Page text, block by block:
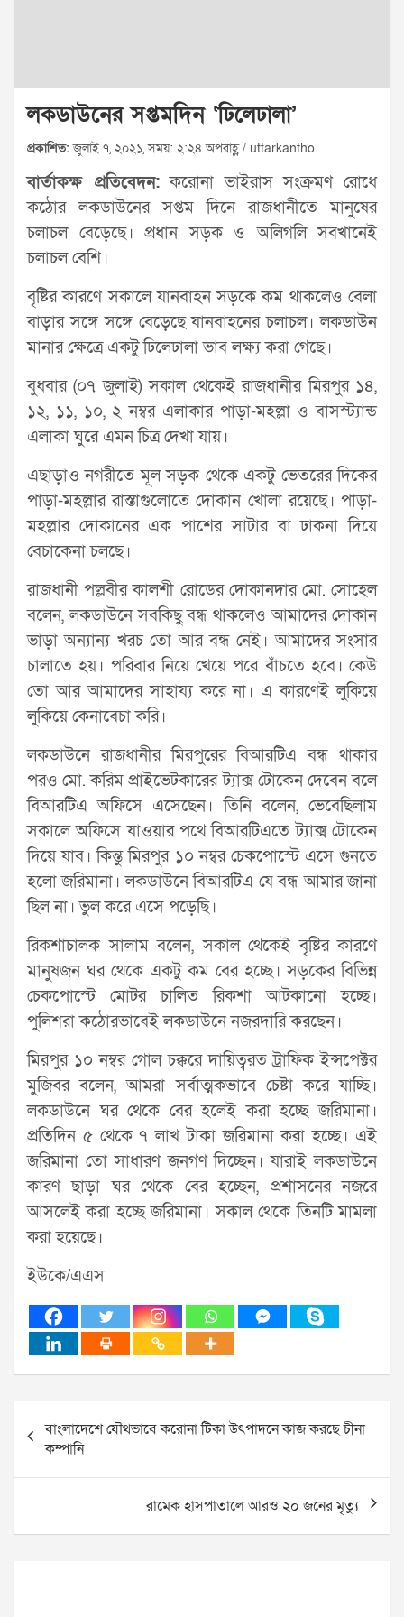
লকডাউনের সপ্তমদিন ‘ঢিলেঢালা’
প্রকাশিত:জুলাই ৭, ২০২১, সময়: ২:২৪ অপরাহ্ণ / uttarkantho
বার্তাকক্ষ প্রতিবেদন:করোনা ভাইরাস সংক্রমণ রোধে
কঠোর লকডাউনের সপ্তম দিনে রাজধানীতে মানুষের
চলাচল বেড়েছে। প্রধান সড়ক ও অলিগলি সবখানেই
চলাচল বেশি।
বৃষ্টির কারণে সকালে যানবাহন সড়কে কম থাকলেও বেলা
বাড়ার সঙ্গে সঙ্গে বেড়েছে যানবাহনের চলাচল। লকডাউন
মানার ক্ষেত্রে একটু ঢিলেঢালা ভাব লক্ষ্য করা গেছে।
বুধবার (০৭ জুলাই) সকাল থেকেই রাজধানীর মিরপুর ১৪,
১২, ১১, ১০, ২ নম্বর এলাকার পাড়া-মহল্লা ও বাসস্ট্যান্ড
এলাকা ঘুরে এমন চিত্র দেখা যায়।
এছাড়াও নগরীতে মূল সড়ক থেকে একটু ভেতরের দিকের
পাড়া-মহল্লার রাস্তাগুলোতে দোকান খোলা রয়েছে। পাড়া-
মহল্লার দোকানের এক পাশের সাটার বা ঢাকনা দিয়ে
বেচাকেনা চলছে।
রাজধানী পল্লবীর কালশী রোডের দোকানদার মো. সোহেল
বলেন, লকডাউনে সবকিছু বন্ধ থাকলেও আমাদের দোকান
ভাড়া অন্যান্য খরচ তো আর বন্ধ নেই। আমাদের সংসার
চালাতে হয়। পরিবার নিয়ে খেয়ে পরে বাঁচতে হবে। কেউ
তো আর আমাদের সাহায্য করে না। এ কারণেই লুকিয়ে
লুকিয়ে কেনাবেচা করি।
লকডাউনে রাজধানীর মিরপুরের বিআরটিএ বন্ধ থাকার
পরও মো. করিম প্রাইভেটকারের ট্যাক্স টোকেন দেবেন বলে
বিআরটিএ অফিসে এসেছেন। তিনি বলেন, ভেবেছিলাম
সকালে অফিসে যাওয়ার পথে বিআরটিএতে ট্যাক্স টোকেন
দিয়ে যাব। কিন্তু মিরপুর ১০ নম্বর চেকপোস্টে এসে গুনতে
হলো জরিমানা। লকডাউনে বিআরটিএ যে বন্ধ আমার জানা
ছিল না। ভুল করে এসে পড়েছি।
রিকশাচালক সালাম বলেন, সকাল থেকেই বৃষ্টির কারণে
মানুষজন ঘর থেকে একটু কম বের হচ্ছে। সড়কের বিভিন্ন
চেকপোস্টে মোটর চালিত রিকশা আটকানো হচ্ছে।
পুলিশরা কঠোরভাবেই লকডাউনে নজরদারি করছেন।
মিরপুর ১০ নম্বর গোল চক্করে দায়িত্বরত ট্রাফিক ইন্সপেক্টর
মুজিবর বলেন, আমরা সর্বাত্মকভাবে চেষ্টা করে যাচ্ছি।
লকডাউনে ঘর থেকে বের হলেই করা হচ্ছে জরিমানা।
প্রতিদিন ৫ থেকে ৭ লাখ টাকা জরিমানা করা হচ্ছে। এই
জরিমানা তো সাধারণ জনগণ দিচ্ছেন। যারাই লকডাউনে
কারণ ছাড়া ঘর থেকে বের হচ্ছেন, প্রশাসনের নজরে
আসলেই করা হচ্ছে জরিমানা। সকাল থেকে তিনটি মামলা
করা হয়েছে।
ইউকে/এএস
navigation
বাংলাদেশে যৌথভাবে করোনা টিকা উৎপাদনে কাজ করছে চীনা
কম্পানি
রামেক হাসপাতালে আরও ২০ জনের মৃত্যু